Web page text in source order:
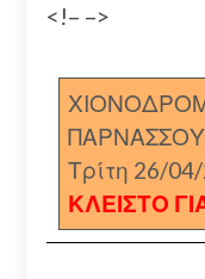
<!– –>
ΠΑΡΝΑΣΣΟΥ
Τρίτη 26/
ΚΛΕΙΣΤΟ